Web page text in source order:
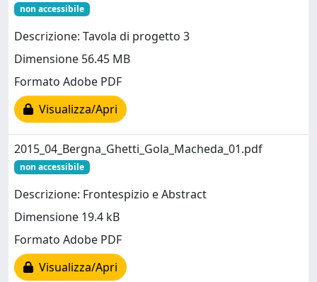
non accessibile
Descrizione: Tavola di progetto 3
Dimensione 56.45 MB
Formato Adobe PDF
Visualizza/Apri
2015_04_Bergna_Ghetti_Gola_Macheda_01.pdf
non accessibile
Descrizione: Frontespizio e Abstract
Dimensione 19.4 kB
Formato Adobe PDF
Visualizza/Apri